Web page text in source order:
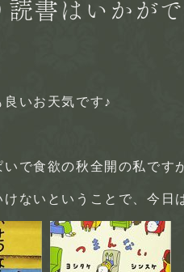
書はいかがで
いお天気です♪
で食欲の秋全開の私です
ないということで、今日